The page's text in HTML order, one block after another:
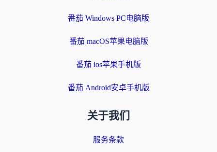
番茄 Windows PC电脑版
番茄 macOS苹果电脑版
番茄 ios苹果手机版
番茄 Android安卓手机版
关于我们
服务条款